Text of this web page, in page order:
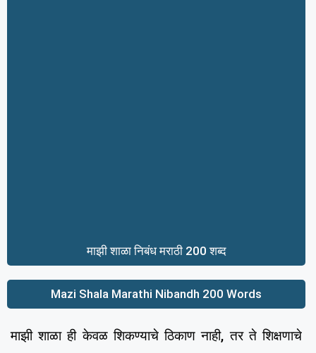
माझी शाळा निबंध मराठी 200 शब्द
Mazi Shala Marathi Nibandh 200 Words
माझी शाळा ही केवळ शिकण्याचे ठिकाण नाही, तर ते शिक्षणाचे